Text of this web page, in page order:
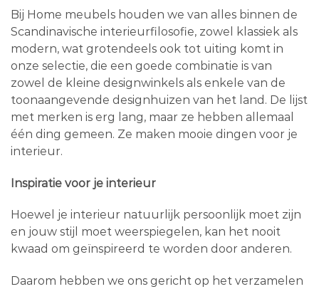
Bij Home meubels houden we van alles binnen de
Scandinavische interieurfilosofie, zowel klassiek als
modern, wat grotendeels ook tot uiting komt in
onze selectie, die een goede combinatie is van
zowel de kleine designwinkels als enkele van de
toonaangevende designhuizen van het land. De lijst
met merken is erg lang, maar ze hebben allemaal
één ding gemeen. Ze maken mooie dingen voor je
interieur.
Inspiratie voor je interieur
Hoewel je interieur natuurlijk persoonlijk moet zijn
en jouw stijl moet weerspiegelen, kan het nooit
kwaad om geïnspireerd te worden door anderen.
Daarom hebben we ons gericht op het verzamelen